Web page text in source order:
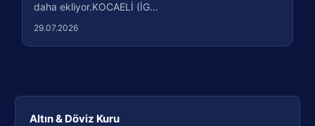
Altın & Döviz Kuru
daha ekliyor.KOCAELİ (İG...
29.07.2026